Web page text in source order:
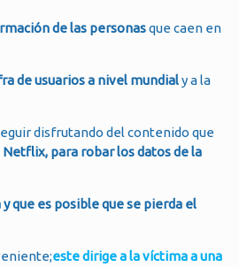
de las personasque caen en
de usuarios a nivel mundialy a la
disfrutando del contenido que
para robar los datos de la
que es posible que se pierda el
este dirige a la víctima a una